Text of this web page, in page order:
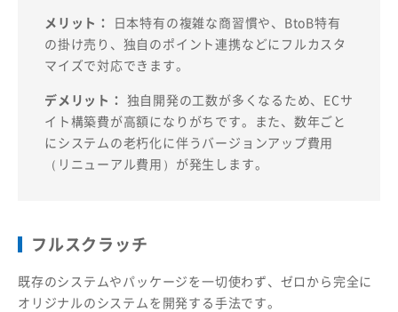
メリット： 日本特有の複雑な商習慣や、BtoB特有
の掛け売り、独自のポイント連携などにフルカスタ
マイズで対応できます。
デメリット： 独自開発の工数が多くなるため、ECサ
イト構築費が高額になりがちです。また、数年ごと
にシステムの老朽化に伴うバージョンアップ費用
（リニューアル費用）が発生します。
フルスクラッチ
既存のシステムやパッケージを一切使わず、ゼロから完全に
オリジナルのシステムを開発する手法です。